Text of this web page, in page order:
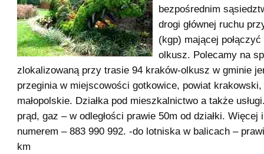
bezpośrednim
drogi głównej ruchu
(kgp) mającej
olkusz. Polecamy na
zlokalizowaną przy trasie 94 kraków-olkusz w gminie
przeginia w miejscowości gotkowice, powiat
małopolskie. Działka pod mieszkalnictwo a także
prąd, gaz – w odległości prawie 50m od działki. Więcej
numerem – 883 990 992. -do lotniska w balicach –